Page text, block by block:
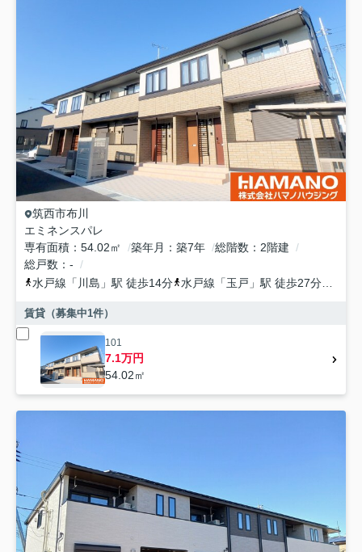
筑西市布川
エミネンスパレ
専有面積
54.02㎡ 築年月 築7年 総階数
2階建
総戸数
-
水戸線 「 川島 」駅 徒歩14分 水戸線 「玉戸 」駅 徒歩27分
賃貸（募集中1件）
101
7.1万円
54.02㎡